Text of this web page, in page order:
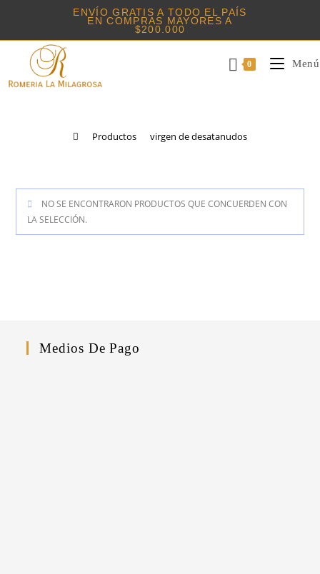
contenido
ENVÍO GRATIS A TODO EL PAÍS
EN COMPRAS MAYORES A
$200.000
0 Menú
Productos virgen de desatanudos
NO SE ENCONTRARON PRODUCTOS QUE CONCUERDEN CON
LA SELECCIÓN.
Medios De Pago